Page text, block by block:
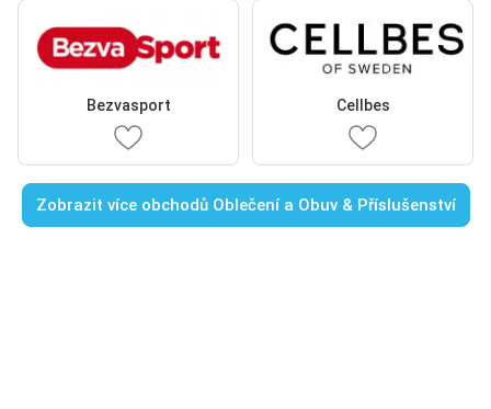
Bezvasport Cellbes
Zobrazit více obchodů Oblečení a Obuv & Příslušenství